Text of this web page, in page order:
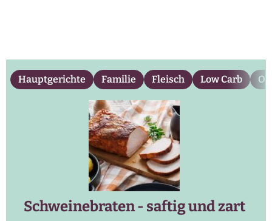
Hauptgerichte Familie Fleisch Low Carb
Schweinebraten - saftig und zart